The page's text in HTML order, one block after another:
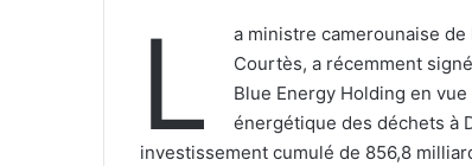
L
a ministre camerounaise
Courtès, a récemment
Blue Energy Holding en
énergétique des déchets à
investissement cumulé de 856,8